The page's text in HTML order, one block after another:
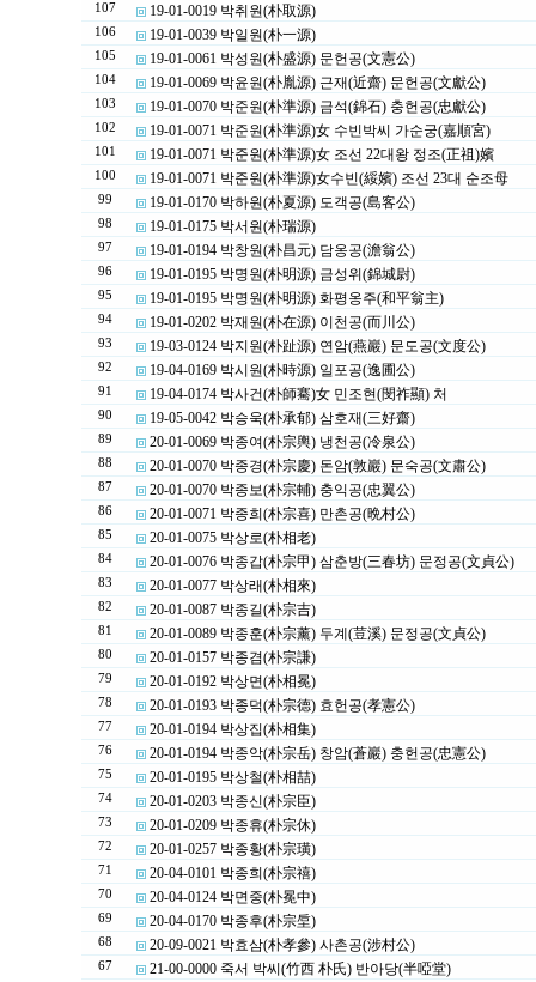
107 19-01-0019 박취원(朴取源)
106 19-01-0039 박일원(朴一源)
105 19-01-0061 박성원(朴盛源) 문헌공(文憲公)
104 19-01-0069 박윤원(朴胤源) 근재(近齋) 문헌공(文獻公)
103 19-01-0070 박준원(朴準源) 금석(錦石) 충헌공(忠獻公)
102 19-01-0071 박준원(朴準源)女 수빈박씨 가순궁(嘉順宮)
101 19-01-0071 박준원(朴準源)女 조선 22대왕 정조(正祖)嬪
100 19-01-0071 박준원(朴準源)女수빈(綏嬪) 조선 23대 순조母
99 19-01-0170 박하원(朴夏源) 도객공(島客公)
98 19-01-0175 박서원(朴瑞源)
97 19-01-0194 박창원(朴昌元) 담옹공(澹翁公)
96 19-01-0195 박명원(朴明源) 금성위(錦城尉)
95 19-01-0195 박명원(朴明源) 화평옹주(和平翁主)
94 19-01-0202 박재원(朴在源) 이천공(而川公)
93 19-03-0124 박지원(朴趾源) 연암(燕巖) 문도공(文度公)
92 19-04-0169 박시원(朴時源) 일포공(逸圃公)
91 19-04-0174 박사건(朴師騫)女 민조현(閔祚顯) 처
90 19-05-0042 박승욱(朴承郁) 삼호재(三好齋)
89 20-01-0069 박종여(朴宗輿) 냉천공(冷泉公)
88 20-01-0070 박종경(朴宗慶) 돈암(敦巖) 문숙공(文肅公)
87 20-01-0070 박종보(朴宗輔) 충익공(忠翼公)
86 20-01-0071 박종희(朴宗喜) 만촌공(晩村公)
85 20-01-0075 박상로(朴相老)
84 20-01-0076 박종갑(朴宗甲) 삼춘방(三春坊) 문정공(文貞公)
83 20-01-0077 박상래(朴相來)
82 20-01-0087 박종길(朴宗吉)
81 20-01-0089 박종훈(朴宗薰) 두계(荳溪) 문정공(文貞公)
80 20-01-0157 박종겸(朴宗謙)
79 20-01-0192 박상면(朴相冕)
78 20-01-0193 박종덕(朴宗德) 효헌공(孝憲公)
77 20-01-0194 박상집(朴相集)
76 20-01-0194 박종악(朴宗岳) 창암(蒼巖) 충헌공(忠憲公)
75 20-01-0195 박상철(朴相喆)
74 20-01-0203 박종신(朴宗臣)
73 20-01-0209 박종휴(朴宗休)
72 20-01-0257 박종황(朴宗璜)
71 20-04-0101 박종희(朴宗禧)
70 20-04-0124 박면중(朴冕中)
69 20-04-0170 박종후(朴宗垕)
68 20-09-0021 박효삼(朴孝參) 사촌공(涉村公)
67 21-00-0000 죽서 박씨(竹西 朴氏) 반아당(半啞堂)